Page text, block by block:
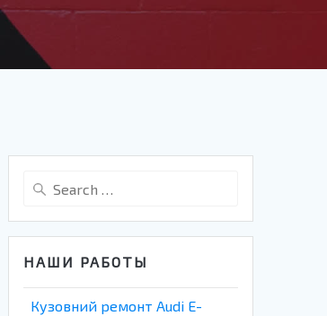
Search
НАШИ РАБОТЫ
Кузовний ремонт Audi E-